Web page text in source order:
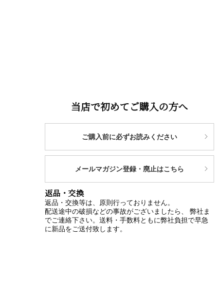
当店で初めてご購入の方へ
ご購入前に必ずお読みください
メールマガジン登録・廃止はこちら
返品・交換
返品・交換等は、原則行っておりません。
配送途中の破損などの事故がございましたら、 弊社ま
でご連絡下さい。送料・手数料ともに弊社負担で早急
に新品をご送付致します。